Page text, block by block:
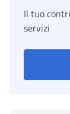
Il tuo
servizi